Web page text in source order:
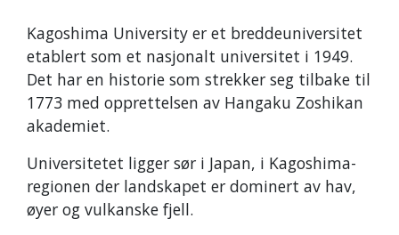
Kagoshima University er et breddeuniversitet
etablert som et nasjonalt universitet i 1949.
Det har en historie som strekker seg tilbake til
1773 med opprettelsen av Hangaku Zoshikan
akademiet.
Universitetet ligger sør i Japan, i Kagoshima-
regionen der landskapet er dominert av hav,
øyer og vulkanske fjell.